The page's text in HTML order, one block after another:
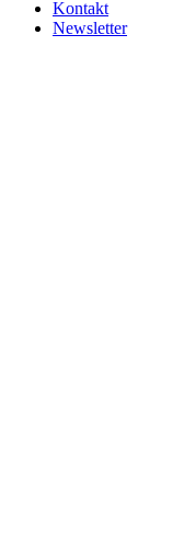
Kontakt
Newsletter